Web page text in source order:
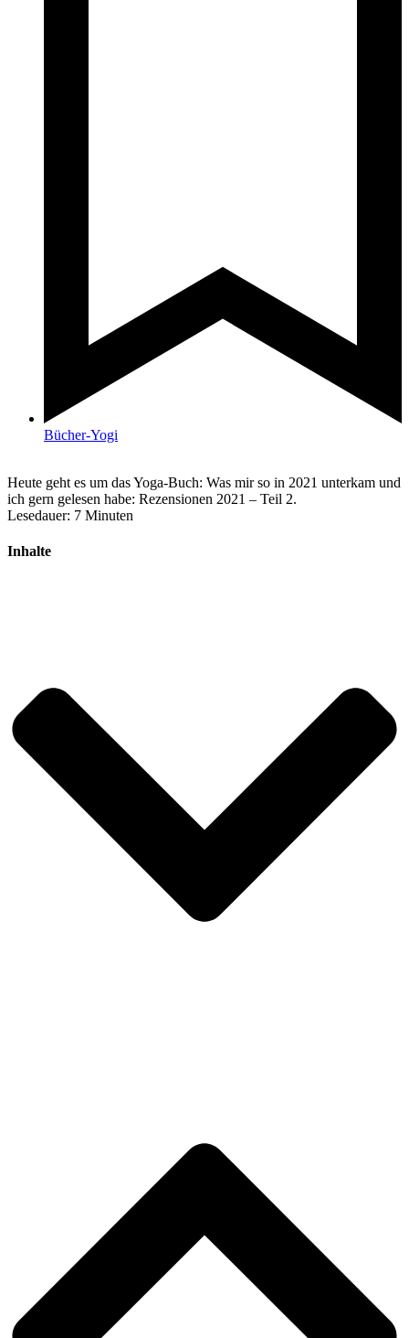
Bücher-Yogi
Heute geht es um das Yoga-Buch: Was mir so in 2021 unterkam und
ich gern gelesen habe: Rezensionen 2021 – Teil 2.
Lesedauer: 7 Minuten
Inhalte